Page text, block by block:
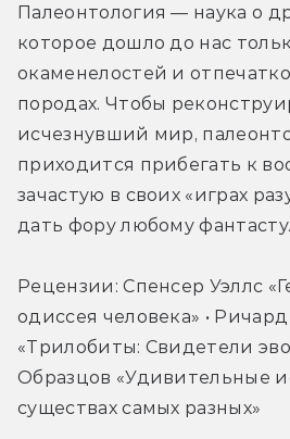
Палеонтология — наука о
которое дошло до нас
окаменелостей и
породах. Чтобы
исчезнувший мир,
приходится прибегать к
зачастую в своих «играх
дать фору любому фантасту.
Рецензии: Спенсер Уэллс
одиссея человека» •
«Трилобиты: Свидетели
Образцов «Удивительные
существах самых разных»